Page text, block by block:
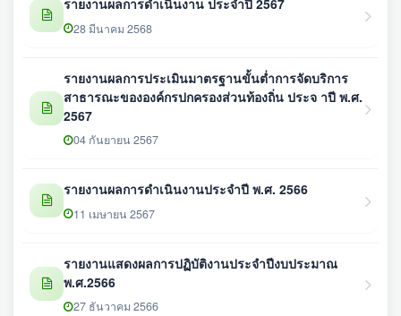
รายงานผลการดำเนินงาน ประจำปี 2567
28 มีนาคม 2568
รายงานผลการประเมินมาตรฐานขั้นต่ำการจัดบริการ
สาธารณะขององค์กรปกครองส่วนท้องถิ่น ประจ าปี พ.ศ.
2567
04 กันยายน 2567
รายงานผลการดำเนินงานประจำปี พ.ศ. 2566
11 เมษายน 2567
รายงานแสดงผลการปฏิบัติงานประจำปีงบประมาณ
พ.ศ.2566
27 ธันวาคม 2566